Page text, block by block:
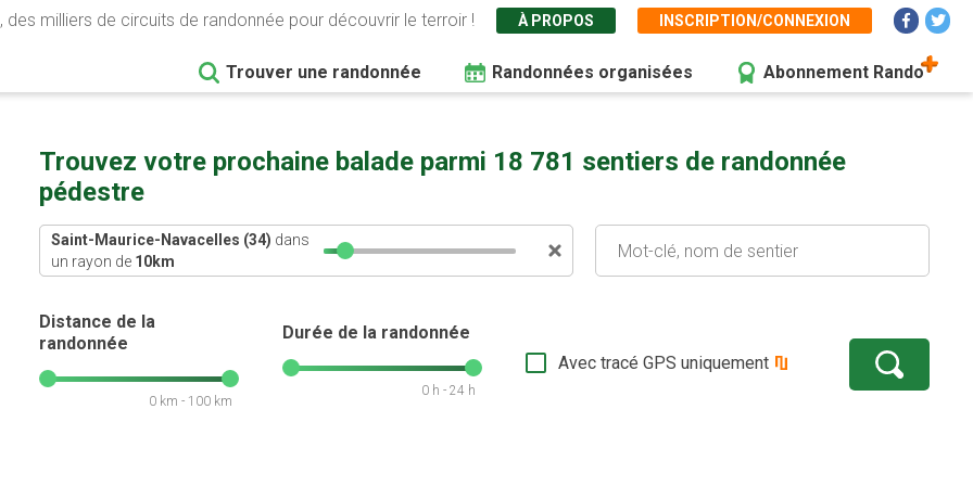
des milliers de circuits de randonnée pour découvrir le terroir ! À PROPOS INSCRIPTION/CONNEXION
Trouver une randonnée Randonnées organisées Abonnement Rando
Trouvez votre prochaine balade parmi 18 781 sentiers de randonnée
pédestre
Saint-Maurice-Navacelles (34) dans
un rayon de 10km
Distance de la
randonnée
0 km - 100 km
Durée de la randonnée
0 h - 24 h
Avec tracé GPS uniquement